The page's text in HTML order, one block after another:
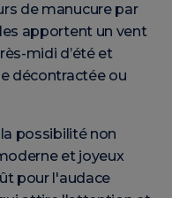
de manucure par
apportent un vent
midi d’été et
décontractée ou
possibilité non
et joyeux
pour l'audace